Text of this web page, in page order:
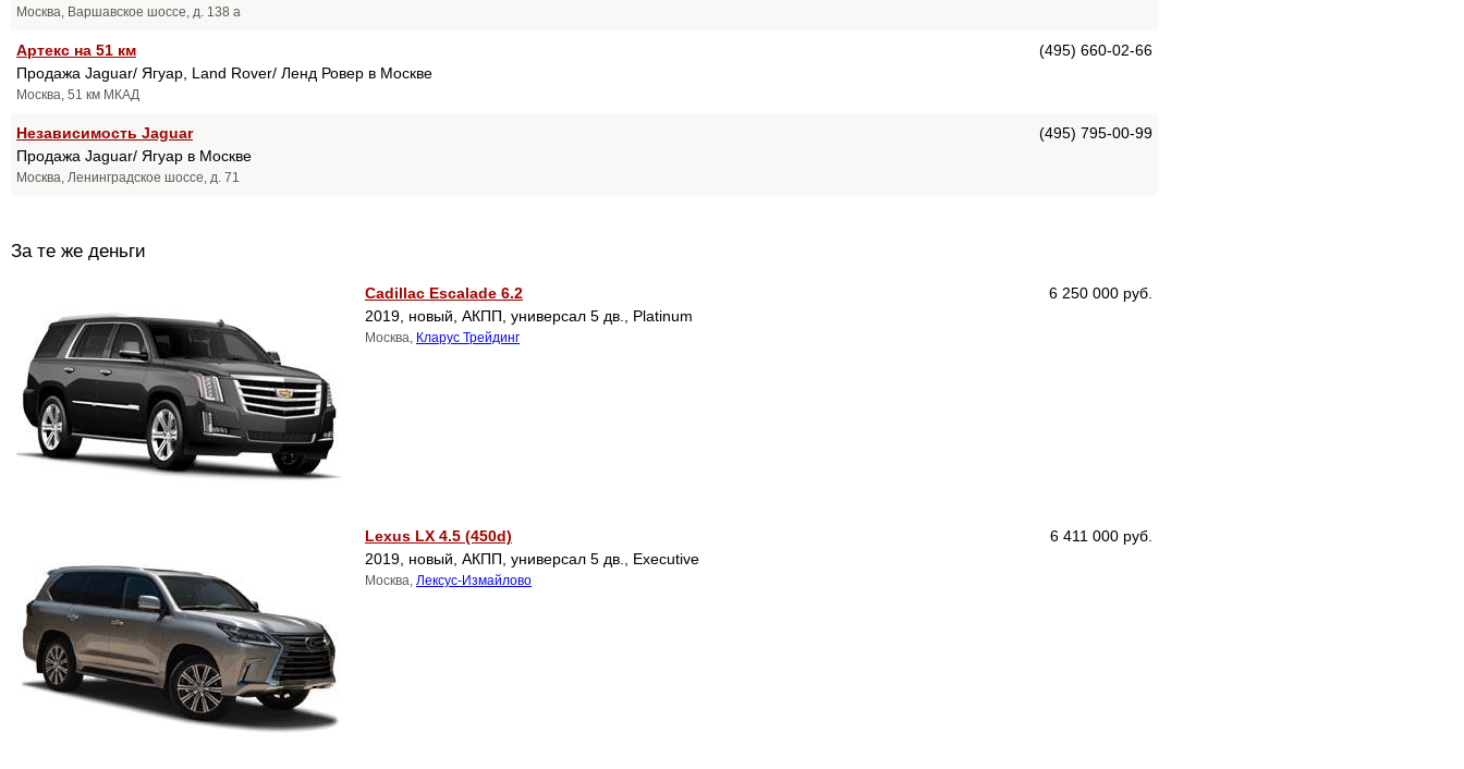
Москва, Варшавское шоссе, д. 138 а
Артекс на 51 км
(495) 660-02-66
Продажа Jaguar/ Ягуар, Land Rover/ Ленд Ровер в Москве
Москва, 51 км МКАД
Независимость Jaguar
(495) 795-00-99
Продажа Jaguar/ Ягуар в Москве
Москва, Ленинградское шоссе, д. 71
За те же деньги
Cadillac Escalade 6.2
6 250 000 руб.
2019, новый, АКПП, универсал 5 дв., Platinum
Москва, Кларус Трейдинг
Lexus LX 4.5 (450d)
6 411 000 руб.
2019, новый, АКПП, универсал 5 дв., Executive
Москва, Лексус-Измайлово